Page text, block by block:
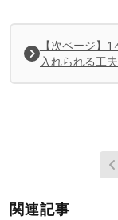
【次ページ】
入れられる工
関連記事